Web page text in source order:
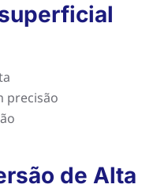
precisão
de Alta